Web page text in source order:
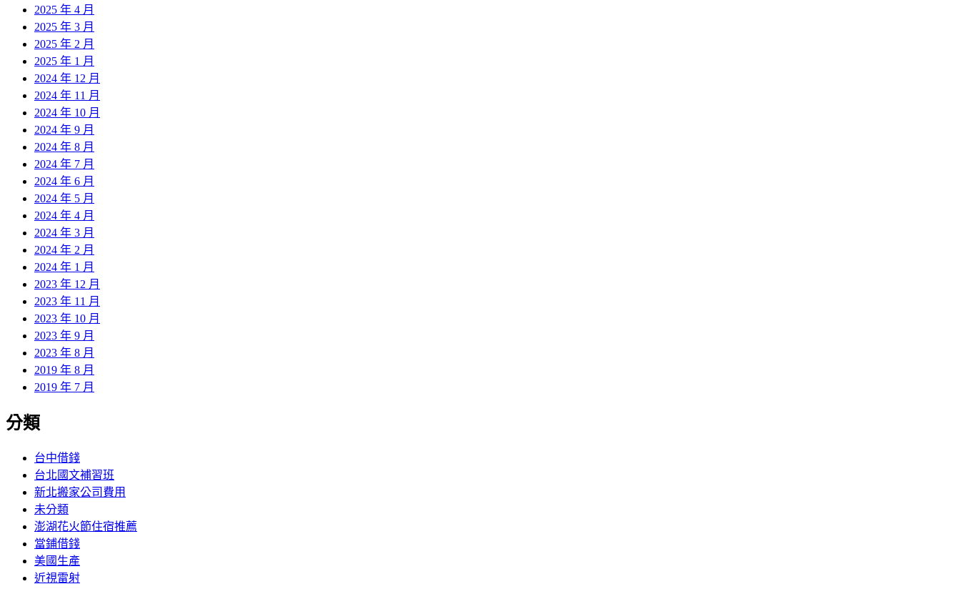
2025 年 4 月
2025 年 3 月
2025 年 2 月
2025 年 1 月
2024 年 12 月
2024 年 11 月
2024 年 10 月
2024 年 9 月
2024 年 8 月
2024 年 7 月
2024 年 6 月
2024 年 5 月
2024 年 4 月
2024 年 3 月
2024 年 2 月
2024 年 1 月
2023 年 12 月
2023 年 11 月
2023 年 10 月
2023 年 9 月
2023 年 8 月
2019 年 8 月
2019 年 7 月
分類
台中借錢
台北國文補習班
新北搬家公司費用
未分類
澎湖花火節住宿推薦
當鋪借錢
美國生產
近視雷射